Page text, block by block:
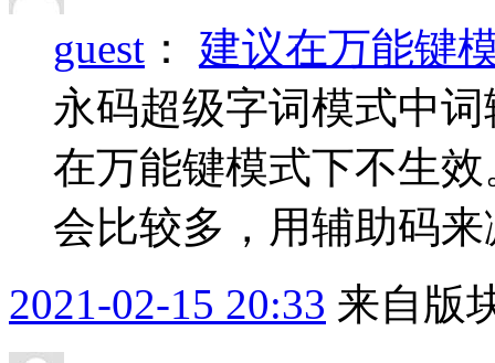
guest ： 建议在万能键
永码超级字词模式中
在万能键模式下不生
会比较多，用辅助码
2021-02-15 20:33 来自版